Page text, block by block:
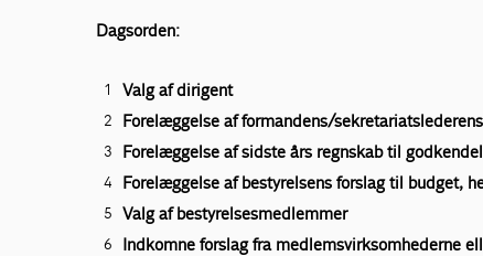
Dagsorden:
Valg af dirigent
Forelæggelse af formandens/
Forelæggelse af sidste års regnskab til
Forelæggelse af bestyrelsens forslag til budget,
Valg af bestyrelsesmedlemmer
Indkomne forslag fra medlemsvirksomhederne